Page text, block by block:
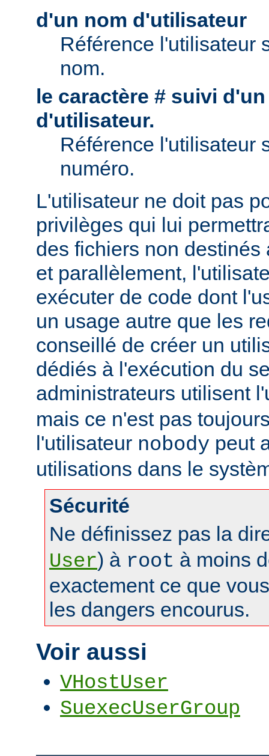
d'un nom d'utilisateur
Référence l'utilisateur
nom.
le caractère # suivi
d'utilisateur.
Référence l'utilisateur
numéro.
L'utilisateur ne doit pas
privilèges qui lui
des fichiers non destinés
et parallèlement,
exécuter de code dont
un usage autre que les
conseillé de créer un
dédiés à l'exécution du
administrateurs utilisent
mais ce n'est pas
l'utilisateur nobody peut
utilisations dans le
Sécurité
Ne définissez pas la
User) à root à moins
exactement ce que
les dangers encourus.
Voir aussi
VHostUser
SuexecUserGroup